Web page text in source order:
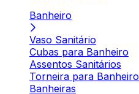
Banheiro
Vaso Sanitário
Cubas para Banheiro
Assentos Sanitários
Torneira para Banheiro
Banheiras